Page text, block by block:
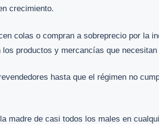
crecimiento.
colas o compran a sobreprecio por la
productos y mercancías que
hasta que el régimen no
madre de casi todos los males en